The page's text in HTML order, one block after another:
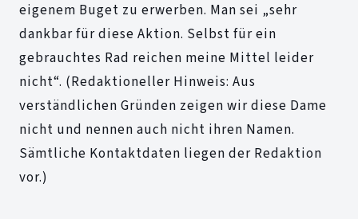
eigenem Buget zu erwerben. Man sei „sehr
dankbar für diese Aktion. Selbst für ein
gebrauchtes Rad reichen meine Mittel leider
nicht“. (Redaktioneller Hinweis: Aus
verständlichen Gründen zeigen wir diese Dame
nicht und nennen auch nicht ihren Namen.
Sämtliche Kontaktdaten liegen der Redaktion
vor.)